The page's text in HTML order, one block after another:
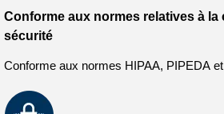
Conforme aux normes relatives à la
sécurité
Conforme aux normes HIPAA, PIPEDA